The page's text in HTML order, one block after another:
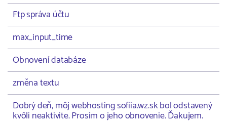
Ftp správa účtu
max_input_time
Obnovení databáze
změna textu
Dobrý deň, môj webhosting sofiia.wz.sk bol odstavený
kvôli neaktivite. Prosím o jeho obnovenie. Ďakujem.